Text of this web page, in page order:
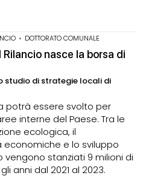
• DOTTORATO COMUNALE
nasce la borsa di
studio di strategie locali di
potrà essere svolto per
interne del Paese. Tra le
ecologica, il
e lo sviluppo
stanziati 9 milioni di
anni dal 2021 al 2023.